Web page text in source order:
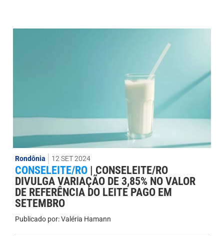
Rondônia 12 SET 2024
CONSELEITE/RO
CONSELEITE/RO
DIVULGA VARIAÇÃO DE 3,85% NO VALOR
DE REFERÊNCIA DO LEITE PAGO EM
SETEMBRO
Publicado por:Valéria Hamann